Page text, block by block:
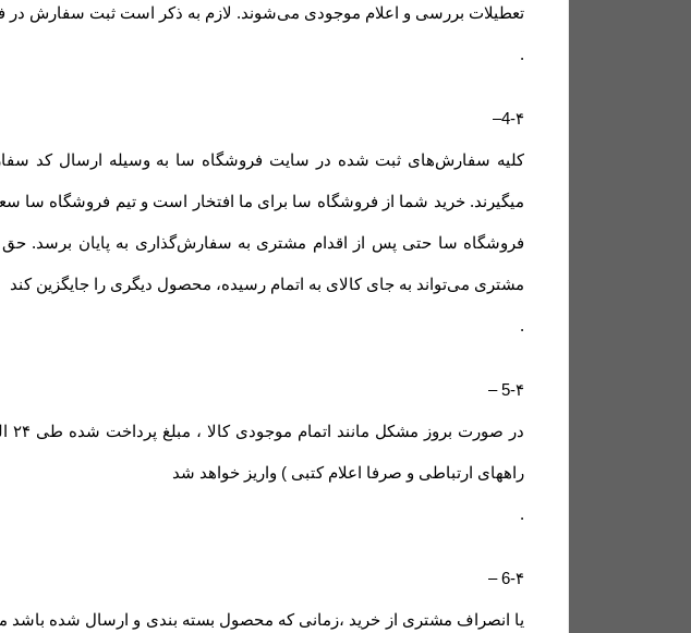
تعطیلات بررسی و اعلام موجودی می‌‏شوند. لازم به ذکر است ثبت سفارش در
.
4-۴–
کلیه سفارش‌‏های ثبت شده در سایت فروشگاه سا به وسیله ارسال کد
میگیرند. خرید شما از فروشگاه سا برای ما افتخار است و تیم فروشگاه سا
فروشگاه سا حتی پس از اقدام مشتری به سفارش‌‏گذاری به پایان برسد.
مشتری می‏‌تواند به جای کالای به اتمام رسیده، محصول دیگری را جایگزین کند
.
5-۴–
راههای ارتباطی و صرفا اعلام کتبی ) واریز خواهد شد
.
6-۴–